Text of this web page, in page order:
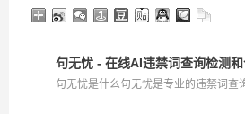
句无忧 - 在线AI违禁词查询检测
句无忧是什么句无忧是专业的违禁词查